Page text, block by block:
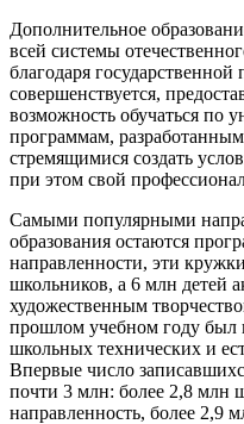
Дополнительное
всей системы
благодаря государственной
совершенствуется,
возможность обучаться по
программам,
стремящимися создать
при этом свой
Самыми популярными
образования остаются
направленности, эти
школьников, а 6 млн детей
художественным
прошлом учебном году был
школьных технических и
Впервые число
почти 3 млн: более 2,8 млн
направленность, более 2,9